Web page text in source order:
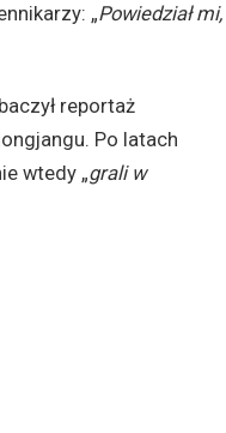
„Powiedział mi,
reportaż
Po latach
wtedy „grali w